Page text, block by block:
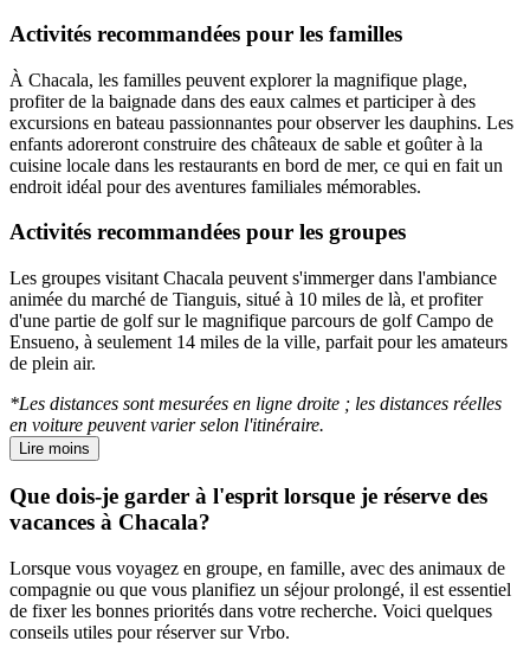
Activités recommandées pour les familles
À Chacala, les familles peuvent explorer la magnifique plage,
profiter de la baignade dans des eaux calmes et participer à des
excursions en bateau passionnantes pour observer les dauphins. Les
enfants adoreront construire des châteaux de sable et goûter à la
cuisine locale dans les restaurants en bord de mer, ce qui en fait un
endroit idéal pour des aventures familiales mémorables.
Activités recommandées pour les groupes
Les groupes visitant Chacala peuvent s'immerger dans l'ambiance
animée du marché de Tianguis, situé à 10 miles de là, et profiter
d'une partie de golf sur le magnifique parcours de golf Campo de
Ensueno, à seulement 14 miles de la ville, parfait pour les amateurs
de plein air.
*Les distances sont mesurées en ligne droite ; les distances réelles
en voiture peuvent varier selon l'itinéraire.
Lire moins
Que dois-je garder à l'esprit lorsque je réserve des
vacances à Chacala?
Lorsque vous voyagez en groupe, en famille, avec des animaux de
compagnie ou que vous planifiez un séjour prolongé, il est essentiel
de fixer les bonnes priorités dans votre recherche. Voici quelques
conseils utiles pour réserver sur Vrbo.